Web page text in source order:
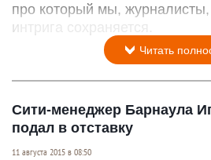
про который мы,
интрига сохраняется.
Читать
Сити-менеджер Барнаула
подал в отставку
11 августа 2015 в 08:50